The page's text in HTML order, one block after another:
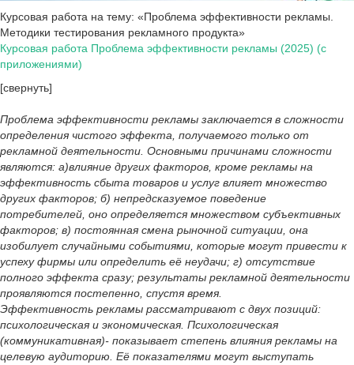
Курсовая работа на тему: «Проблема эффективности рекламы.
Методики тестирования рекламного продукта»
Курсовая работа Проблема эффективности рекламы (2025) (с
приложениями)
[свернуть]
Проблема эффективности рекламы заключается в сложности
определения чистого эффекта, получаемого только от
рекламной деятельности. Основными причинами сложности
являются: а)влияние других факторов, кроме рекламы на
эффективность сбыта товаров и услуг влияет множество
других факторов; б) непредсказуемое поведение
потребителей, оно определяется множеством субъективных
факторов; в) постоянная смена рыночной ситуации, она
изобилует случайными событиями, которые могут привести к
успеху фирмы или определить её неудачи; г) отсутствие
полного эффекта сразу; результаты рекламной деятельности
проявляются постепенно, спустя время.
Эффективность рекламы рассматривают с двух позиций:
психологическая и экономическая. Психологическая
(коммуникативная)- показывает степень влияния рекламы на
целевую аудиторию. Её показателями могут выступать